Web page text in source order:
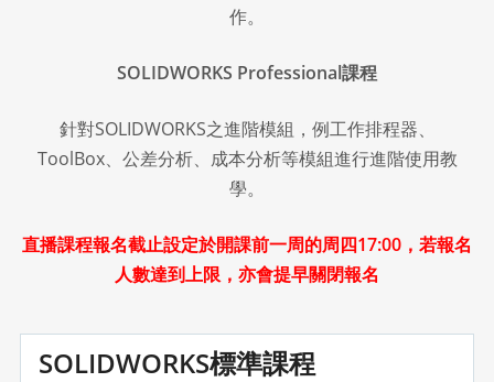
作。
SOLIDWORKS Professional課程
針對SOLIDWORKS之進階模組，例工作排程器、
ToolBox、公差分析、成本分析等模組進行進階使用教
學。
直播課程報名截止設定於開課前一周的周四17:00，若報名
人數達到上限，亦會提早關閉報名
SOLIDWORKS標準課程